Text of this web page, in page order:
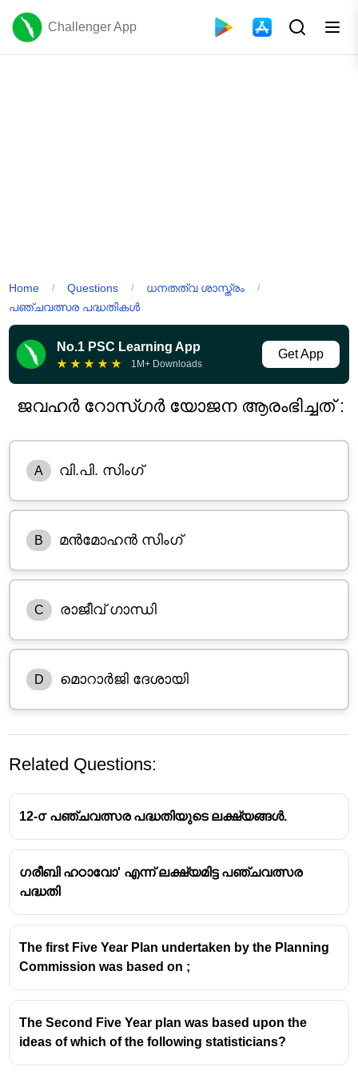
Challenger App
Home / Questions / ധനതത്വ ശാസ്ത്രം /
പഞ്ചവത്സര പദ്ധതികൾ
No.1 PSC Learning App
★ ★ ★ ★ ★ 1M+ Downloads
Get App
ജവഹർ റോസ്ഗർ യോജന ആരംഭിച്ചത് :
A വി.പി. സിംഗ്
B മൻമോഹൻ സിംഗ്
C രാജീവ് ഗാന്ധി
D മൊറാർജി ദേശായി
ജവഹർ റോസ്ഗർ യോജന (JRY )
ഗ്രാമീണ മേഖലയിലെ ദാരിദ്ര്യരേഖയ്ക്ക്
ഒരാൾക്ക് തൊഴിൽ ഉറപ്പ് നൽകുന്ന പദ്ധതി
ജവഹർ റോസ്ഗർ യോജന ആരംഭിച്ച
പ്രധാനമന്ത്രി -രാജീവ് ഗാന്ധി
Related Questions:
12-൦ പഞ്ചവത്സര പദ്ധതിയുടെ ലക്ഷ്യങ്ങള്‍.
ഗരീബി ഹഠാവോ' എന്ന് ലക്ഷ്യമിട്ട പഞ്ചവത്സര
പദ്ധതി
The first Five Year Plan undertaken by the Planning
Commission was based on ;
The Second Five Year plan was based upon the
ideas of which of the following statisticians?